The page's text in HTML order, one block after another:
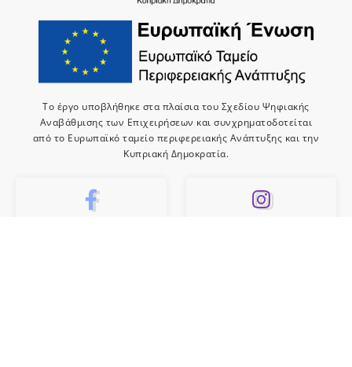
Το έργο υποβλήθηκε στα πλαίσια του Σχεδίου Ψηφιακής
Αναβάθμισης των Επιχειρήσεων και συνχρηματοδοτείται
από το Ευρωπαϊκό ταμείο περιφερειακής Ανάπτυξης και την
Κυπριακή Δημοκρατία.